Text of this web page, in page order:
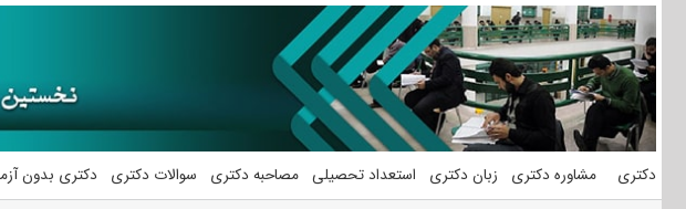
محتوا
دکتری مشاوره دکتری زبان دکتری استعداد تحصیلی مصاحبه دکتری سوالات دکتری دکتری بدون